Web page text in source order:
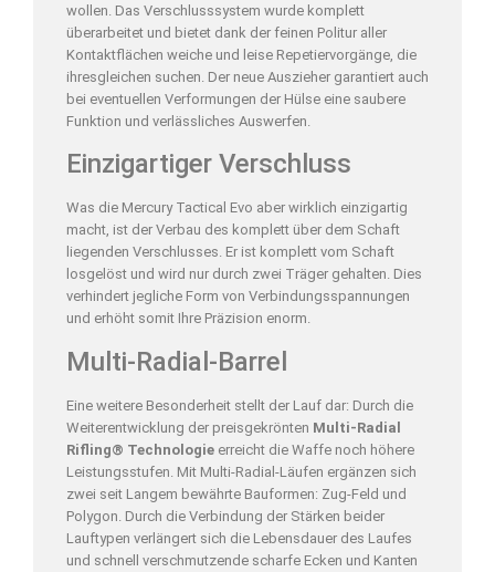
wollen. Das Verschlusssystem wurde komplett
überarbeitet und bietet dank der feinen Politur aller
Kontaktflächen weiche und leise Repetiervorgänge, die
ihresgleichen suchen. Der neue Auszieher garantiert auch
bei eventuellen Verformungen der Hülse eine saubere
Funktion und verlässliches Auswerfen.
Einzigartiger Verschluss
Was die Mercury Tactical Evo aber wirklich einzigartig
macht, ist der Verbau des komplett über dem Schaft
liegenden Verschlusses. Er ist komplett vom Schaft
losgelöst und wird nur durch zwei Träger gehalten. Dies
verhindert jegliche Form von Verbindungsspannungen
und erhöht somit Ihre Präzision enorm.
Multi-Radial-Barrel
Eine weitere Besonderheit stellt der Lauf dar: Durch die
Weiterentwicklung der preisgekrönten Multi-Radial
Rifling® Technologie erreicht die Waffe noch höhere
Leistungsstufen. Mit Multi-Radial-Läufen ergänzen sich
zwei seit Langem bewährte Bauformen: Zug-Feld und
Polygon. Durch die Verbindung der Stärken beider
Lauftypen verlängert sich die Lebensdauer des Laufes
und schnell verschmutzende scharfe Ecken und Kanten